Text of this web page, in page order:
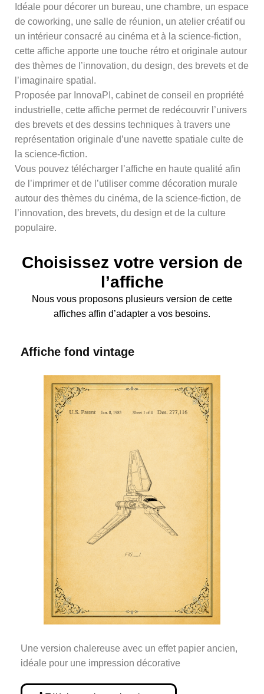
Idéale pour décorer un bureau, une chambre, un espace
de coworking, une salle de réunion, un atelier créatif ou
un intérieur consacré au cinéma et à la science-fiction,
cette affiche apporte une touche rétro et originale autour
des thèmes de l’innovation, du design, des brevets et de
l’imaginaire spatial.
Proposée par InnovaPI, cabinet de conseil en propriété
industrielle, cette affiche permet de redécouvrir l’univers
des brevets et des dessins techniques à travers une
représentation originale d’une navette spatiale culte de
la science-fiction.
Vous pouvez télécharger l’affiche en haute qualité afin
de l’imprimer et de l’utiliser comme décoration murale
autour des thèmes du cinéma, de la science-fiction, de
l’innovation, des brevets, du design et de la culture
populaire.
Choisissez votre version de
l’affiche
Nous vous proposons plusieurs version de cette
affiches affin d’adapter a vos besoins.
Affiche fond vintage
Une version chalereuse avec un effet papier ancien,
idéale pour une impression décorative